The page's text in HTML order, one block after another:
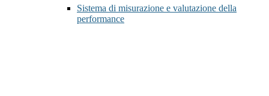
Sistema di misurazione e valutazione della
performance